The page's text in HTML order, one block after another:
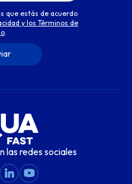
que estás de acuerdo
y los Términos de
las redes sociales